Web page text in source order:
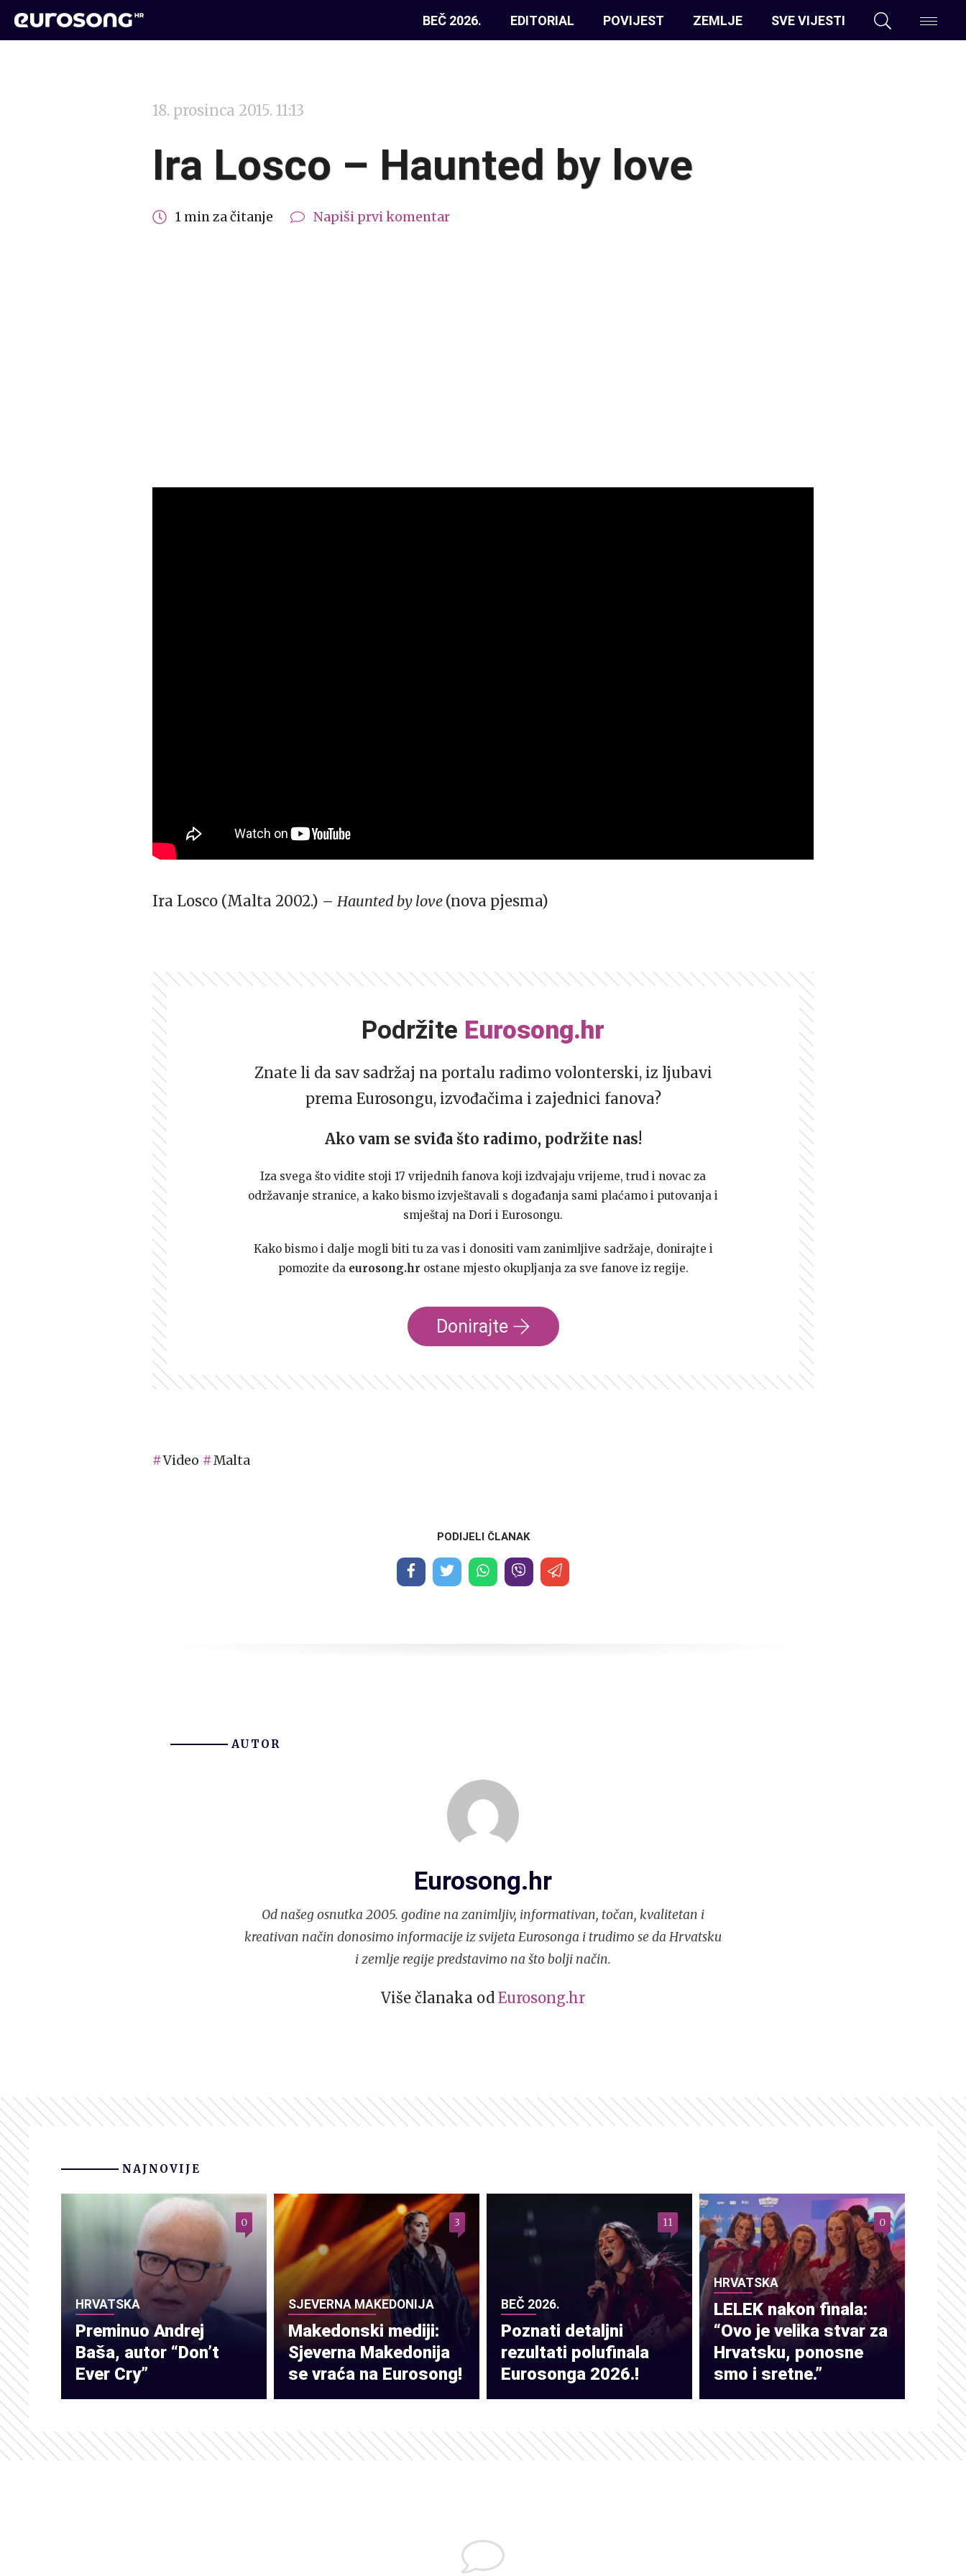
BEČ 2026. EDITORIAL POVIJEST ZEMLJE SVE VIJESTI
18. prosinca 2015. 11:13
Ira Losco – Haunted by love
1 min za čitanje Napiši prvi komentar
Ira Losco (Malta 2002.) – Haunted by love (nova pjesma)
Podržite Eurosong.hr
Znate li da sav sadržaj na portalu radimo volonterski, iz ljubavi
prema Eurosongu, izvođačima i zajednici fanova?
Ako vam se sviđa što radimo, podržite nas!
Iza svega što vidite stoji 17 vrijednih fanova koji izdvajaju vrijeme, trud i novac za
održavanje stranice, a kako bismo izvještavali s događanja sami plaćamo i putovanja i
smještaj na Dori i Eurosongu.
Kako bismo i dalje mogli biti tu za vas i donositi vam zanimljive sadržaje, donirajte i
pomozite da eurosong.hr ostane mjesto okupljanja za sve fanove iz regije.
Donirajte
Video Malta
PODIJELI ČLANAK
AUTOR
Eurosong.hr
Od našeg osnutka 2005. godine na zanimljiv, informativan, točan, kvalitetan i
kreativan način donosimo informacije iz svijeta Eurosonga i trudimo se da Hrvatsku
i zemlje regije predstavimo na što bolji način.
Više članaka od Eurosong.hr
NAJNOVIJE
HRVATSKA
Preminuo Andrej
Baša, autor “Don’t
Ever Cry”
0
SJEVERNA MAKEDONIJA
Makedonski mediji:
Sjeverna Makedonija
se vraća na Eurosong!
3
BEČ 2026.
Poznati detaljni
rezultati polufinala
Eurosonga 2026.!
11
HRVATSKA
LELEK nakon finala:
“Ovo je velika stvar za
Hrvatsku, ponosne
smo i sretne.”
0